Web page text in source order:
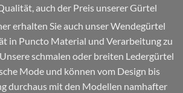
gewählt
auch der Preis unserer Gürtel
erhalten Sie auch unser Wendegürtel
in Puncto Material und Verarbeitung zu
schmalen oder breiten Ledergürtel
Mode und können vom Design bis
durchaus mit den Modellen namhafter